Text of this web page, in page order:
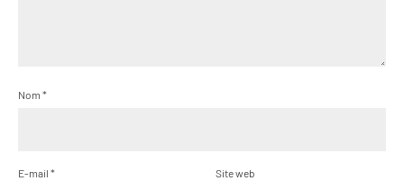
Nom *
E-mail * Site web